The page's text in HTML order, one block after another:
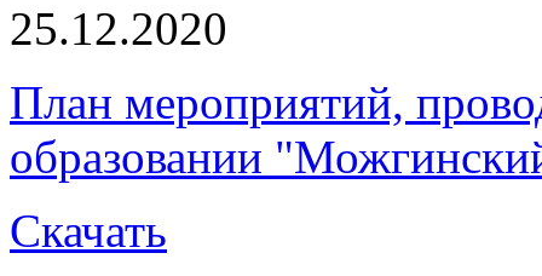
25.12.2020
План мероприятий,
образовании
Скачать